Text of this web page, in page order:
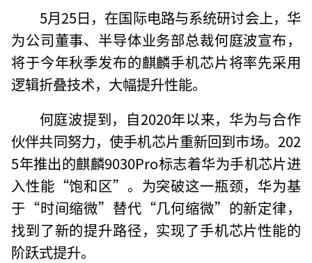
5月25日，在国际电路与系统研讨会上，华
为公司董事、半导体业务部总裁何庭波宣布，
将于今年秋季发布的麒麟手机芯片将率先采用
逻辑折叠技术，大幅提升性能。
何庭波提到，自2020年以来，华为与合作
伙伴共同努力，使手机芯片重新回到市场。202
5年推出的麒麟9030Pro标志着华为手机芯片进
入性能“饱和区”。为突破这一瓶颈，华为基
于“时间缩微”替代“几何缩微”的新定律，
找到了新的提升路径，实现了手机芯片性能的
阶跃式提升。